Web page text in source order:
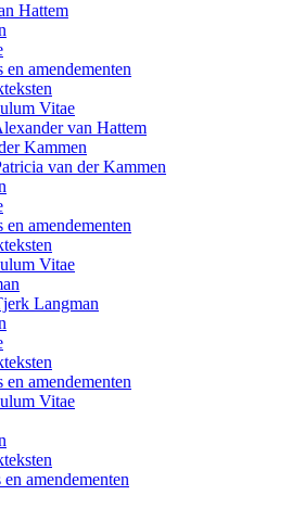
Hattem
en amendementen
Vitae
van Hattem
Kammen
van der Kammen
en amendementen
Vitae
Langman
en amendementen
Vitae
en amendementen